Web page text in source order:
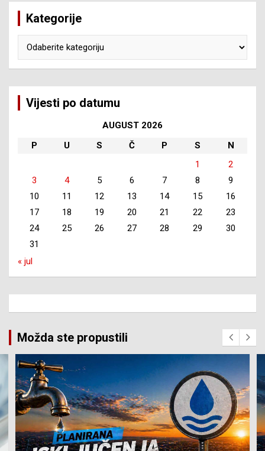
Kategorije
Vijesti po datumu
AUGUST 2026
P
U S Č P S
N
1
2
3
4 5 6 7 8
9
10
11 12 13 14 15
16
17
18 19 20 21 22
23
24
25 26 27 28 29
30
31
« jul
Možda ste propustili